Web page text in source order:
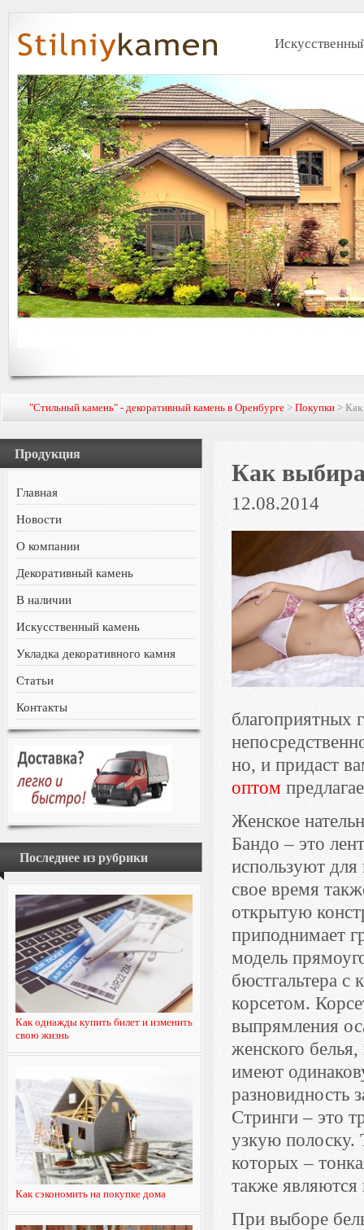
"Стильный камень" - декоративный камень в Оренбурге >Покупки > Как
Продукция
Главная
Новости
О компании
Декоративный камень
В наличии
Искусственный камень
Укладка декоративного камня
Статьи
Контакты
Последнее из рубрики
Как однажды купить билет и изменить
свою жизнь
Как сэкономить на покупке дома
Как
12.08.2014
благоприятных
но, и придаст
оптом
Женское
Бандо – это
используют
свое время
открытую
приподнимает
модель
бюстгальтера с
корсетом.
выпрямления
женского
имеют
разновидность
Стринги – это
узкую полоску.
которых –
также являются
При выборе